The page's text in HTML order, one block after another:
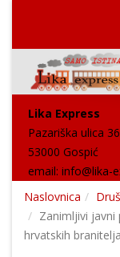
Lika Express
Pazariška ulica 36
53000 Gospić
email: info@lika-
Naslovnica
Zanimljivi javni
hrvatskih branitelja